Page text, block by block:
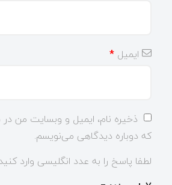
ایمیل *
ذخیره نام، ایمیل و وبسایت من در
که دوباره دیدگاهی می‌نویسم.
لطفا پاسخ را به عدد انگلیسی وارد